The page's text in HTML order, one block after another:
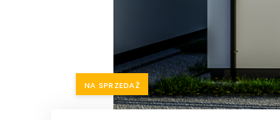
NA SPRZEDAŻ